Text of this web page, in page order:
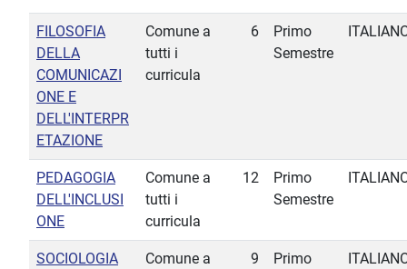
FILOSOFIA
DELLA
COMUNICAZI
ONE E
DELL'INTERPR
ETAZIONE
Comune a
tutti i
curricula
6
Primo
Semestre
PEDAGOGIA
DELL'INCLUSI
ONE
Comune a
tutti i
curricula
12
Primo
Semestre
SOCIOLOGIA
Comune a
9
Primo